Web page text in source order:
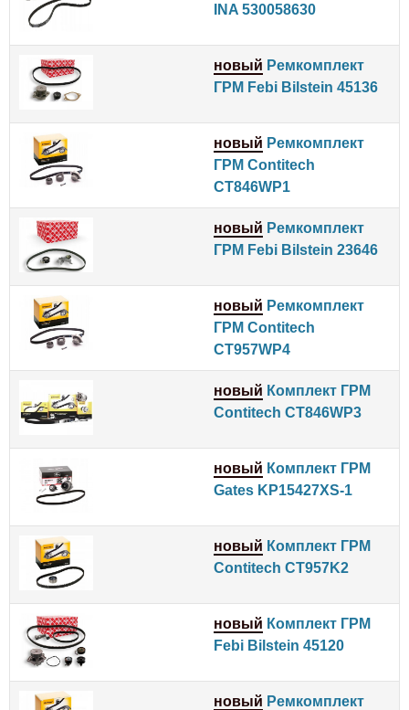
INA 530058630
новый Ремкомплект
ГРМ Febi Bilstein 45136
новый Ремкомплект
ГРМ Contitech
CT846WP1
новый Ремкомплект
ГРМ Febi Bilstein 23646
новый Ремкомплект
ГРМ Contitech
CT957WP4
новый Комплект ГРМ
Contitech CT846WP3
новый Комплект ГРМ
Gates KP15427XS-1
новый Комплект ГРМ
Contitech CT957K2
новый Комплект ГРМ
Febi Bilstein 45120
новый Ремкомплект